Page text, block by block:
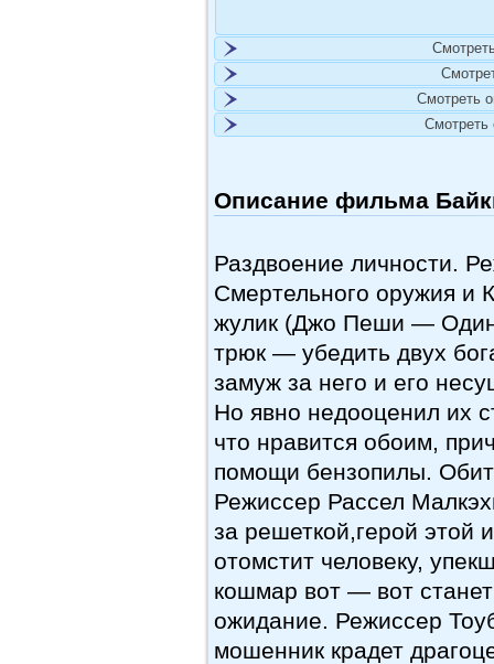
Смотреть
Смотреть
Описание фильма
Раздвоение личности.
Смертельного оружия и
жулик (Джо Пеши —
трюк — убедить двух
замуж за него и его
Но явно недооценил их
что нравится обоим,
помощи бензопилы.
Режиссер Рассел
за решеткой,герой этой
отомстит человеку,
кошмар вот — вот
ожидание. Режиссер
мошенник крадет